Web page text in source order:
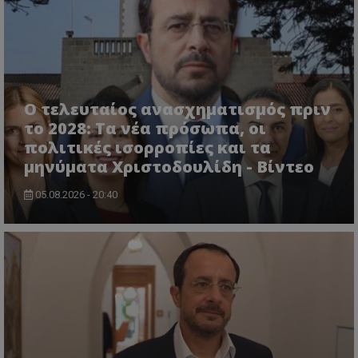
Ο τελευταίος ανασχηματισμός πριν
το 2028: Τα νέα πρόσωπα, οι
πολιτικές ισορροπίες και τα
μηνύματα Χριστοδουλίδη - Βίντεο
05.08.2026 - 20:40
VISITOR_PRIVACY_METADATA
.youtube.com